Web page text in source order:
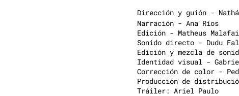
Dirección y guión -
Narración - Ana Ríos
Edición - Matheus
Sonido directo - Dudu
Edición y mezcla de
Identidad visual - Gabriel
Corrección de color -
Producción de
Tráiler: Ariel Paulo